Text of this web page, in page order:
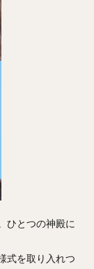
ひとつの神殿に
式を取り入れつ